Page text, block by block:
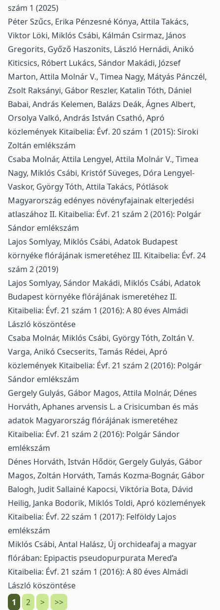
szám 1 (2025)
Péter Szűcs, Erika Pénzesné Kónya, Attila Takács,
Viktor Löki, Miklós Csábi, Kálmán Csirmaz, János
Gregorits, Győző Haszonits, László Hernádi, Anikó
Kiticsics, Róbert Lukács, Sándor Makádi, József
Marton, Attila Molnár V., Timea Nagy, Mátyás Pánczél,
Zsolt Raksányi, Gábor Reszler, Katalin Tóth, Dániel
Babai, András Kelemen, Balázs Deák, Ágnes Albert,
Orsolya Valkó, András István Csathó, Apró
közlemények Kitaibelia: Évf. 20 szám 1 (2015): Siroki
Zoltán emlékszám
Csaba Molnár, Attila Lengyel, Attila Molnár V., Timea
Nagy, Miklós Csábi, Kristóf Süveges, Dóra Lengyel-
Vaskor, György Tóth, Attila Takács, Pótlások
Magyarország edényes növényfajainak elterjedési
atlaszához II. Kitaibelia: Évf. 21 szám 2 (2016): Polgár
Sándor emlékszám
Lajos Somlyay, Miklós Csábi, Adatok Budapest
környéke flórájának ismeretéhez III. Kitaibelia: Évf. 24
szám 2 (2019)
Lajos Somlyay, Sándor Makádi, Miklós Csábi, Adatok
Budapest környéke flórájának ismeretéhez II.
Kitaibelia: Évf. 21 szám 1 (2016): A 80 éves Almádi
László köszöntése
Csaba Molnár, Miklós Csábi, György Tóth, Zoltán V.
Varga, Anikó Csecserits, Tamás Rédei, Apró
közlemények Kitaibelia: Évf. 21 szám 2 (2016): Polgár
Sándor emlékszám
Gergely Gulyás, Gábor Magos, Attila Molnár, Dénes
Horváth, Aphanes arvensis L. a Crisicumban és más
adatok Magyarország flórájának ismeretéhez
Kitaibelia: Évf. 21 szám 2 (2016): Polgár Sándor
emlékszám
Dénes Horváth, István Hődör, Gergely Gulyás, Gábor
Magos, Zoltán Horváth, Tamás Kozma-Bognár, Gábor
Balogh, Judit Sallainé Kapocsi, Viktória Bota, Dávid
Heilig, Janka Bodorik, Miklós Toldi, Apró közlemények
Kitaibelia: Évf. 22 szám 1 (2017): Felföldy Lajos
emlékszám
Miklós Csábi, Antal Halász, Új orchideafaj a magyar
flórában: Epipactis pseudopurpurata Mered’a
Kitaibelia: Évf. 21 szám 1 (2016): A 80 éves Almádi
László köszöntése
1
2 > >>